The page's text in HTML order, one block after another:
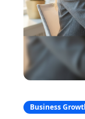
Business